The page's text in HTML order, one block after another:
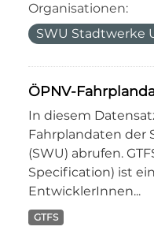
Organisationen:
SWU Stadtwerke
ÖPNV-
In diesem
Fahrplandaten der
(SWU) abrufen.
Specification) ist
EntwicklerInnen...
GTFS